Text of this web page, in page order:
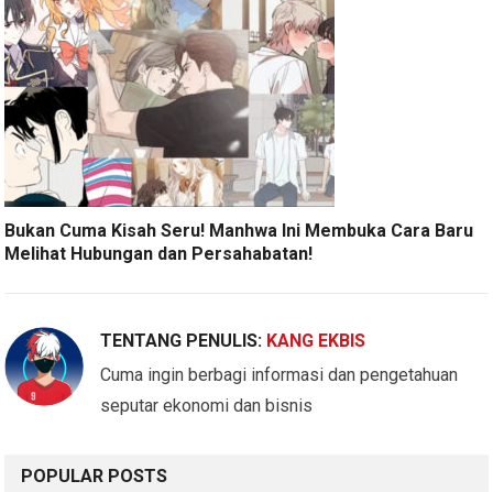
Bukan Cuma Kisah Seru! Manhwa Ini Membuka Cara Baru
Melihat Hubungan dan Persahabatan!
TENTANG PENULIS: KANG EKBIS
Cuma ingin berbagi informasi dan pengetahuan
seputar ekonomi dan bisnis
POPULAR POSTS